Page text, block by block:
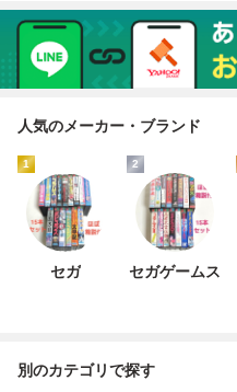
人気のメーカー・ブランド
1
セガ
2
セガゲームス
別のカテゴリで探す